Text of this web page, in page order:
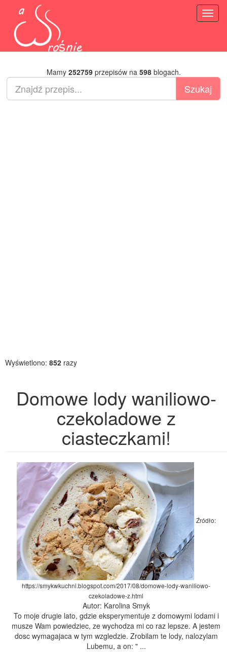
Mamy 252759przepisów na 598blogach.
Wyświetlono: 852 razy
Domowe lody waniliowo-
czekoladowe z
ciasteczkami!
Źródło:
https://smykwkuchni.blogspot.com/2017/08/domowe-lody-waniliowo-
czekoladowe-z.html
Autor: Karolina Smyk
To moje drugie lato, gdzie eksperymentuje z domowymi lodami i
musze Wam powiedziec, ze wychodza mi co raz lepsze. A jestem
dosc wymagajaca w tym wzgledzie. Zrobilam te lody, nalozylam
Lubemu, a on: " ...